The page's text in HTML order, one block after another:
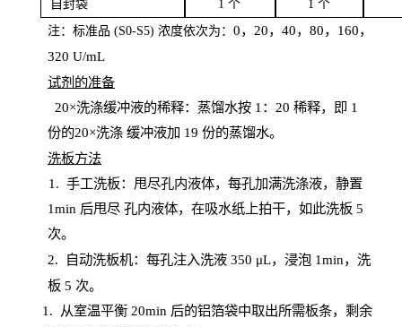
自封袋 1 个 1 个
注：标准品 (S0-S5) 浓度依次为： 0，20，40，80，160，
320 U/mL
试剂的准备
20×洗涤缓冲液的稀释：蒸馏水按 1：20 稀释，即 1
份的20×洗涤 缓冲液加 19 份的蒸馏水。
洗板方法
1. 手工洗板：甩尽孔内液体，每孔加满洗涤液，静置
1min 后甩尽 孔内液体，在吸水纸上拍干，如此洗板 5
次。
2.
自动洗板机：每孔注入洗液 350 μL，浸泡 1min，洗
板 5 次。
1 . 从室温平衡 20min 后的铝箔袋中取出所需板条，剩余